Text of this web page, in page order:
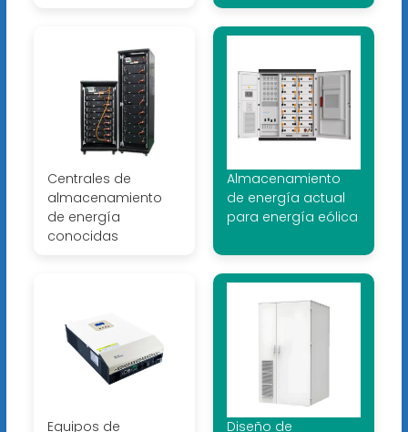
Centrales de
almacenamiento
de energía
conocidas
Almacenamiento
de energía actual
para energía eólica
Equipos de
Diseño de